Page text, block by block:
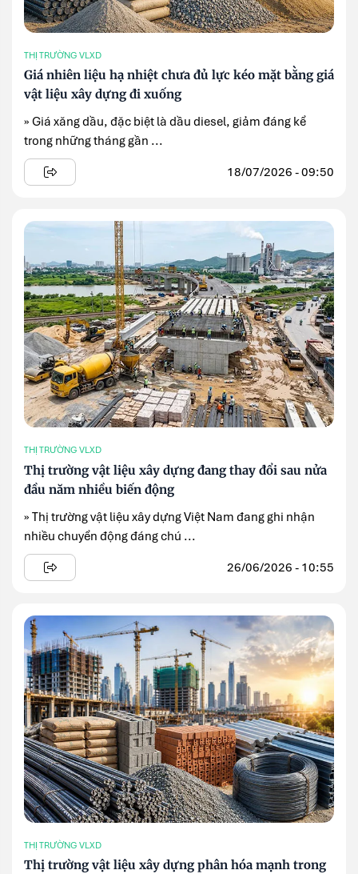
THỊ TRƯỜNG VLXD
Giá nhiên liệu hạ nhiệt chưa đủ lực kéo mặt bằng giá
vật liệu xây dựng đi xuống
» Giá xăng dầu, đặc biệt là dầu diesel, giảm đáng kể
trong những tháng gần ...
18/07/2026 - 09:50
THỊ TRƯỜNG VLXD
Thị trường vật liệu xây dựng đang thay đổi sau nửa
đầu năm nhiều biến động
» Thị trường vật liệu xây dựng Việt Nam đang ghi nhận
nhiều chuyển động đáng chú ...
26/06/2026 - 10:55
THỊ TRƯỜNG VLXD
Thị trường vật liệu xây dựng phân hóa mạnh trong